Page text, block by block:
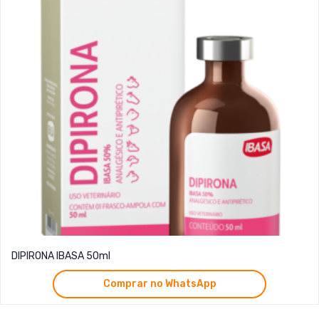
DIPIRONA IBASA 50ml
Comprar no WhatsApp